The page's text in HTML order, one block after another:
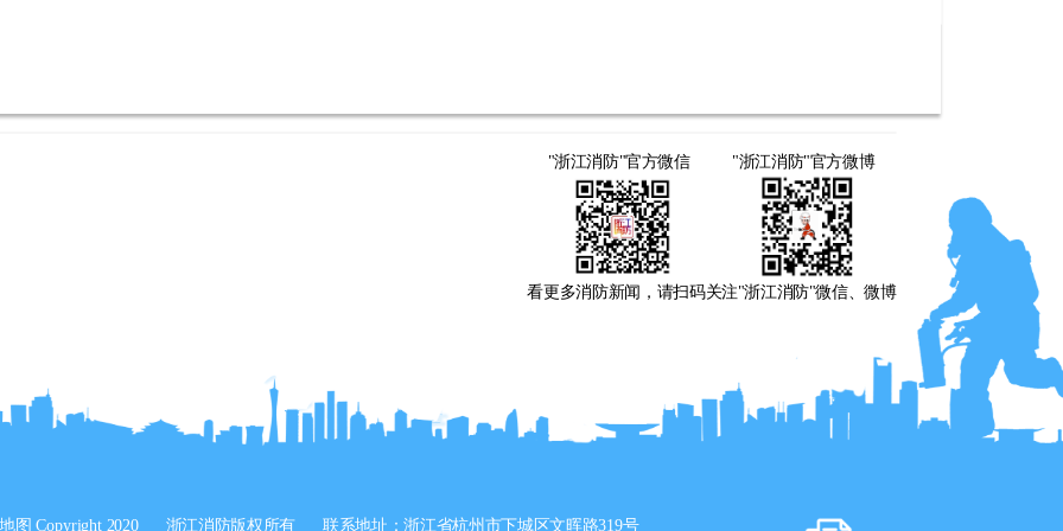
"浙江消防"官方微信 "浙江消防"官方微博
看更多消防新闻，请扫码关注"浙江消防"微信、微博
图 Copyright 2020 浙江消防版权所有 联系地址：浙江省杭州市下城区文晖路319号